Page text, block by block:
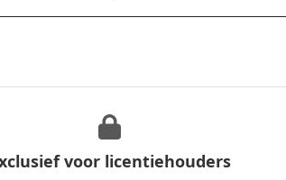
voor licentiehouders